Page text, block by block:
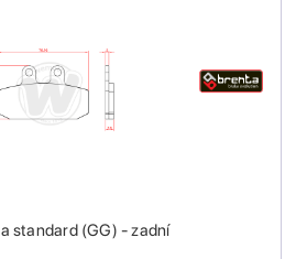
standard (GG) - zadní